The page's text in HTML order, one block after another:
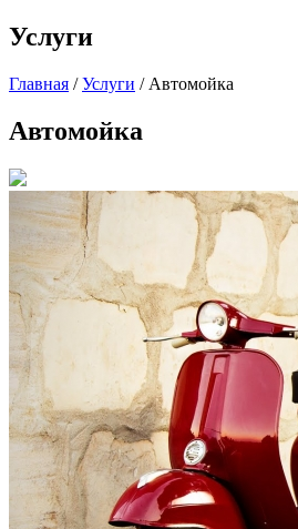
Услуги
Главная /Услуги / Автомойка
Автомойка